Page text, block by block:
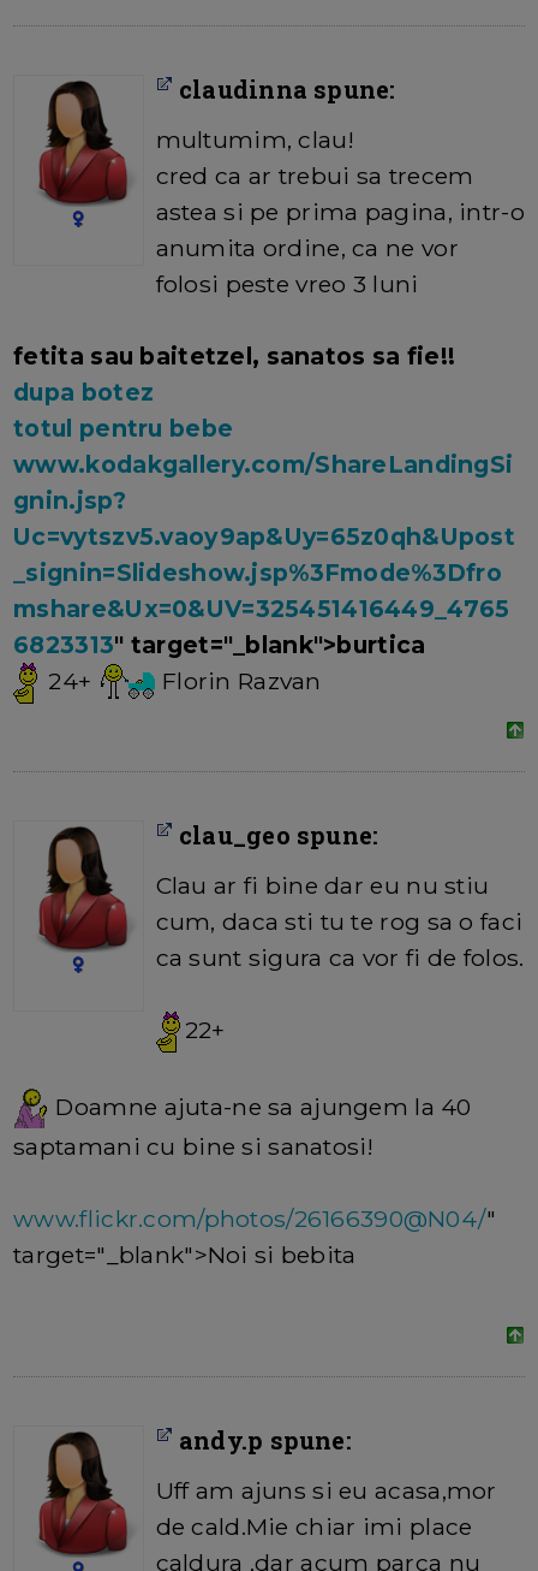
claudinna spune:
multumim, clau!
cred ca ar trebui sa trecem
astea si pe prima pagina, intr-o
anumita ordine, ca ne vor
folosi peste vreo 3 luni
fetita sau baitetzel, sanatos sa fie!!
dupa botez
totul pentru bebe
www.kodakgallery.com/ShareLandingSi
gnin.jsp?
Uc=vytszv5.vaoy9ap&Uy=65z0qh&Upost
_signin=Slideshow.jsp%3Fmode%3Dfro
mshare&Ux=0&UV=325451416449_4765
6823313" target="_blank">burtica
24+
Florin Razvan
clau_geo spune:
Clau ar fi bine dar eu nu stiu
cum, daca sti tu te rog sa o faci
ca sunt sigura ca vor fi de folos.
22+
Doamne ajuta-ne sa ajungem la 40
saptamani cu bine si sanatosi!
www.flickr.com/photos/26166390@N04/"
target="_blank">Noi si bebita
andy.p spune:
Uff am ajuns si eu acasa,mor
de cald.Mie chiar imi place
caldura ,dar acum parca nu